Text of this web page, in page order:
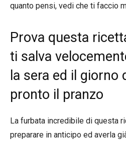
quanto pensi, vedi che ti faccio
Prova questa
ti salva
la sera ed il giorno
pronto il pranzo
La furbata incredibile di questa
preparare in anticipo ed averla